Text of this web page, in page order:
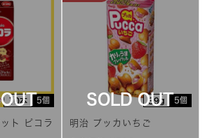
10本 5個
ト ピコラ
39g 5個
明治 プッカいちご